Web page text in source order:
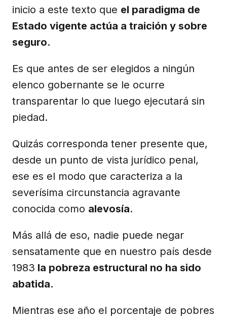
inicio a este texto que el paradigma de
Estado vigente actúa a traición y sobre
seguro.
Es que antes de ser elegidos a ningún
elenco gobernante se le ocurre
transparentar lo que luego ejecutará sin
piedad.
Quizás corresponda tener presente que,
desde un punto de vista jurídico penal,
ese es el modo que caracteriza a la
severísima circunstancia agravante
conocida como alevosía.
Más allá de eso, nadie puede negar
sensatamente que en nuestro país desde
1983 la pobreza estructural no ha sido
abatida.
Mientras ese año el porcentaje de pobres